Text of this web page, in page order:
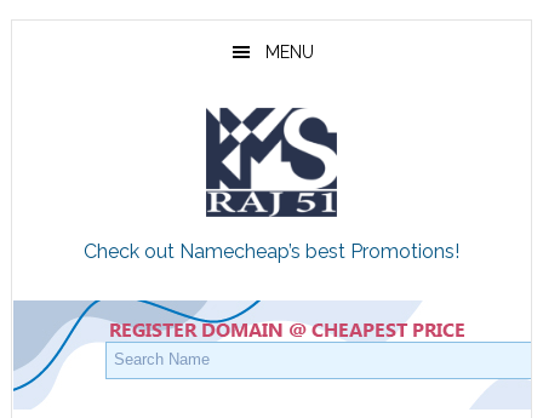
Skip
Skip
Skip
MENU
Check out Namecheap’s best Promotions!